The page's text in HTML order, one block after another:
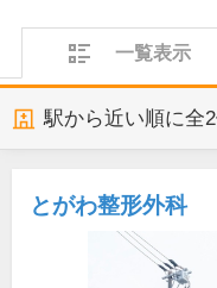
一覧表示
駅から近い順に全2
とがわ整形外科